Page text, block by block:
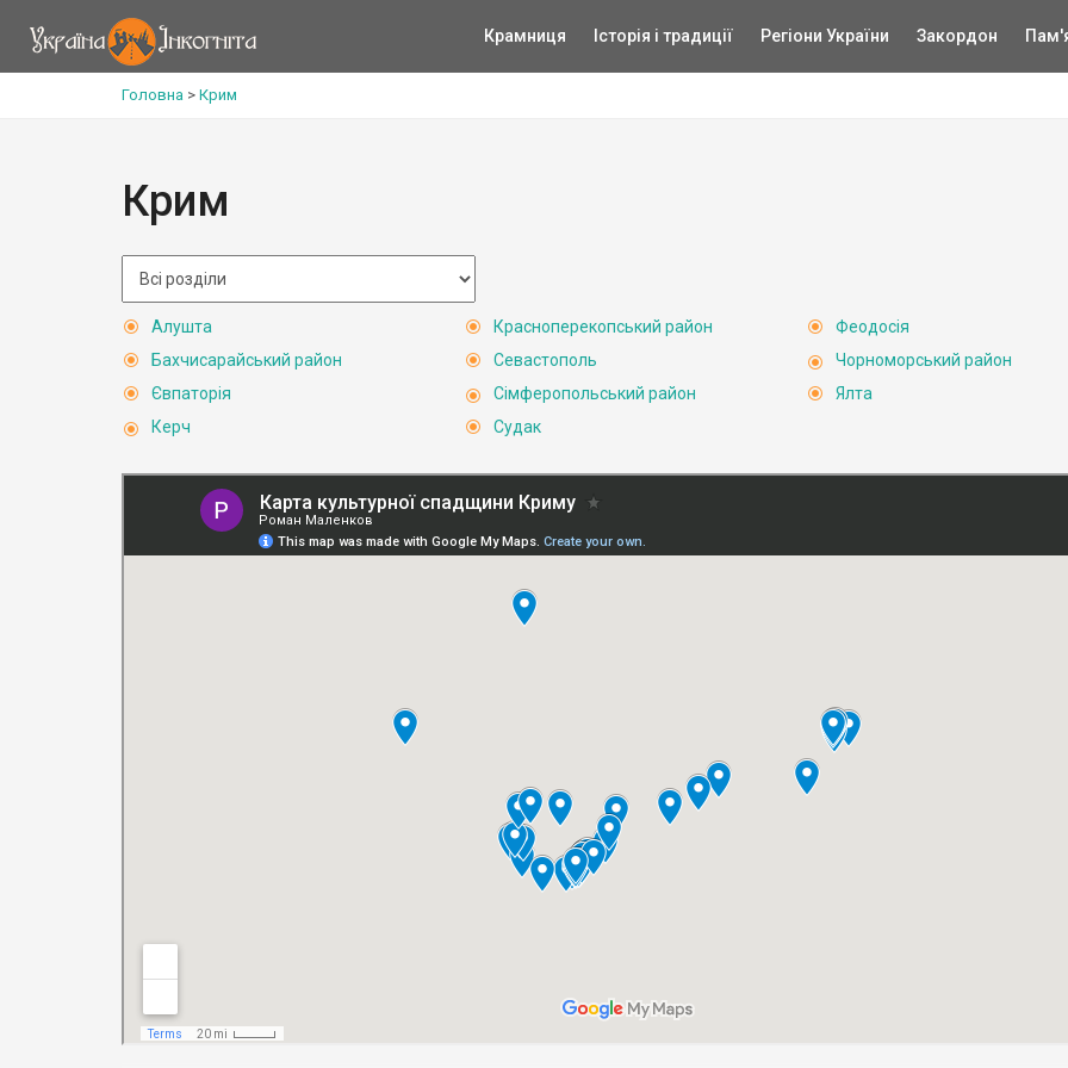
Крамниця Історія і традиції Регіони України Закордон
Головна > Крим
Крим
Алушта
Бахчисарайський район
Євпаторія
Керч
Красноперекопський район
Севастополь
Сімферопольський район
Судак
Феодосія
Чорноморський район
Ялта